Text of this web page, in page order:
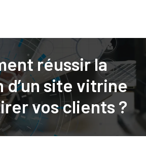
réussir la
d’un site vitrine
vos clients ?